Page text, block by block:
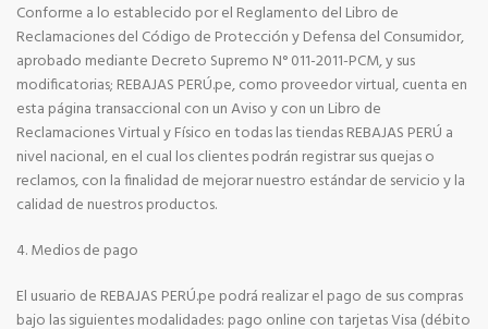
Conforme a lo establecido por el Reglamento del Libro de
Reclamaciones del Código de Protección y Defensa del Consumidor,
aprobado mediante Decreto Supremo N° 011-2011-PCM, y sus
modificatorias; REBAJAS PERÚ.pe, como proveedor virtual, cuenta en
esta página transaccional con un Aviso y con un Libro de
Reclamaciones Virtual y Físico en todas las tiendas REBAJAS PERÚ a
nivel nacional, en el cual los clientes podrán registrar sus quejas o
reclamos, con la finalidad de mejorar nuestro estándar de servicio y la
calidad de nuestros productos.
4. Medios de pago
El usuario de REBAJAS PERÚ.pe podrá realizar el pago de sus compras
bajo las siguientes modalidades: pago online con tarjetas Visa (débito